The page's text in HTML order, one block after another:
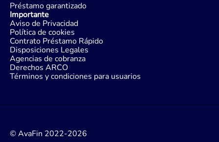
Préstamo garantizado
Importante
Aviso de Privacidad
Política de cookies
Contrato Préstamo Rápido
Disposiciones Legales
Agencias de cobranza
Derechos ARCO
Términos y condiciones para usuarios
© AvaFin 2022-2026